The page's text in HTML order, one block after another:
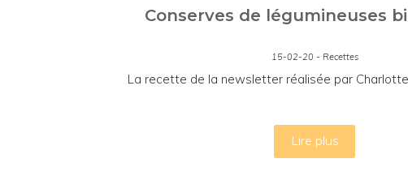
Conserves de légumineuses
15-02-20 - Recettes
La recette de la newsletter réalisée par
Lire plus